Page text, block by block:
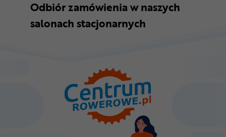
Odbiór zamówienia w naszych
salonach stacjonarnych